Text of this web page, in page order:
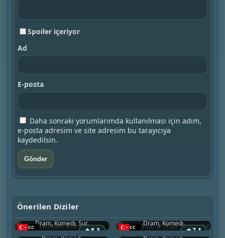
Spoiler içeriyor
Ad
E-posta
Daha sonraki yorumlarımda kullanılması için adım,
e-posta adresim ve site adresim bu tarayıcıya
kaydedilsin.
Önerilen Diziler
★8.3
Why Women Kill
Dram, Komedi, Suç
★7.1
Dram, Komedi
Divorce
2016 • ABD
You’re the Worst
2014 • ABD
Miracle Workers Togetherness